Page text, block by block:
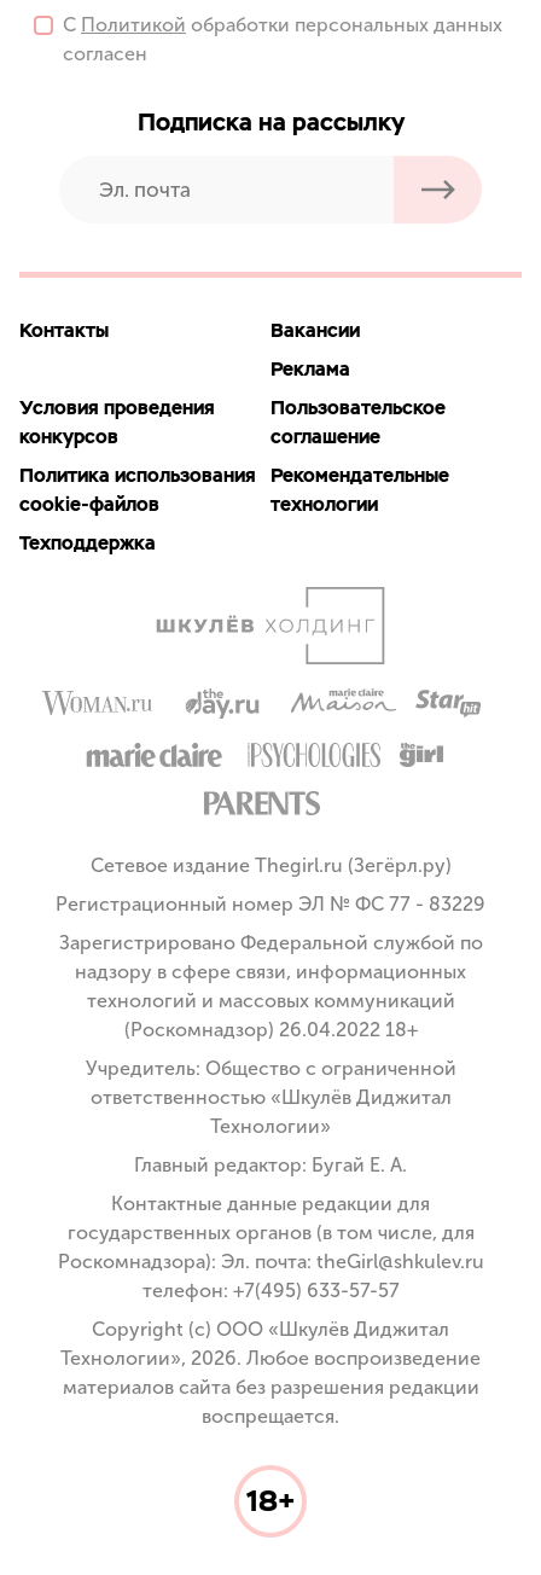
С Политикой обработки персональных данных
согласен
Подписка на рассылку
Контакты
Вакансии
Реклама
Условия проведения
конкурсов
Пользовательское
соглашение
Политика использования
cookie-файлов
Рекомендательные
технологии
Техподдержка
Сетевое издание Thegirl.ru (Зегёрл.ру)
Регистрационный номер ЭЛ № ФС 77 - 83229
Зарегистрировано Федеральной службой по
надзору в сфере связи, информационных
технологий и массовых коммуникаций
(Роскомнадзор) 26.04.2022 18+
Учредитель: Общество с ограниченной
ответственностью «Шкулёв Диджитал
Технологии»
Главный редактор: Бугай Е. А.
Контактные данные редакции для
государственных органов (в том числе, для
Роскомнадзора): Эл. почта: theGirl@shkulev.ru
телефон: +7(495) 633-57-57
Copyright (с) ООО «Шкулёв Диджитал
Технологии», 2026. Любое воспроизведение
материалов сайта без разрешения редакции
воспрещается.
18+